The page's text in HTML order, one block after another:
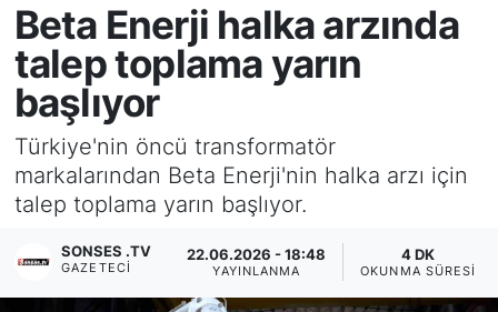
Beta Enerji halka arzında
talep toplama yarın
başlıyor
Türkiye'nin öncü transformatör
markalarından Beta Enerji'nin halka arzı için
talep toplama yarın başlıyor.
SONSES .TV
GAZETECI
22.06.2026 - 18:48
YAYINLANMA
4 DK
OKUNMA SÜRESI
SPOR
GÜNÜN MANŞETİ
DÜNYA
KÜLTÜR - SANAT
MAGAZİN
SAĞLIK
Mersin Namaz Vakitleri
Mersin Trafik Yoğunluk Haritası
Süper Lig Puan Durumu ve Fikstür
Tüm Manşetler
Son Dakika Haberleri
Haber Arşivi